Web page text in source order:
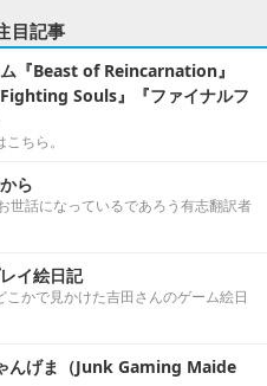
目記事
『Beast of Reincarnation』
Fighting Souls』『ファイナルフ
ちら。
ら
世話になっているであろう有志翻訳者
イ絵日記
こかで見かけた吉田さんのゲーム絵日
んげま（Junk Gaming Maide